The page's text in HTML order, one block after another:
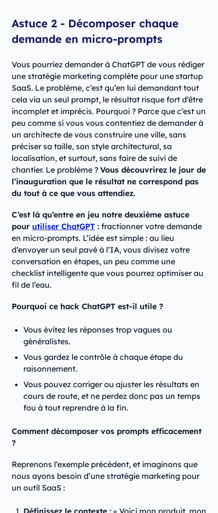
Astuce 2 - Décomposer chaque
demande en micro-prompts
Vous pourriez demander à ChatGPT de vous rédiger
une stratégie marketing complète pour une startup
SaaS. Le problème, c’est qu’en lui demandant tout
cela via un seul prompt, le résultat risque fort d’être
incomplet et imprécis. Pourquoi ? Parce que c’est un
peu comme si vous vous contentiez de demander à
un architecte de vous construire une ville, sans
préciser sa taille, son style architectural, sa
localisation, et surtout, sans faire de suivi de
chantier. Le problème ? Vous découvrirez le jour de
l’inauguration que le résultat ne correspond pas
du tout à ce que vous attendiez.
C’est là qu’entre en jeu notre deuxième astuce
pour utiliser ChatGPT : fractionner votre demande
en micro-prompts. L’idée est simple : au lieu
d’envoyer un seul pavé à l’IA, vous divisez votre
conversation en étapes, un peu comme une
checklist intelligente que vous pourrez optimiser au
fil de l’eau.
Pourquoi ce hack ChatGPT est-il utile ?
Vous évitez les réponses trop vagues ou
généralistes.
Vous gardez le contrôle à chaque étape du
raisonnement.
Vous pouvez corriger ou ajuster les résultats en
cours de route, et ne perdez donc pas un temps
fou à tout reprendre à la fin.
Comment décomposer vos prompts efficacement
?
Reprenons l’exemple précédent, et imaginons que
nous ayons besoin d’une stratégie marketing pour
un outil SaaS :